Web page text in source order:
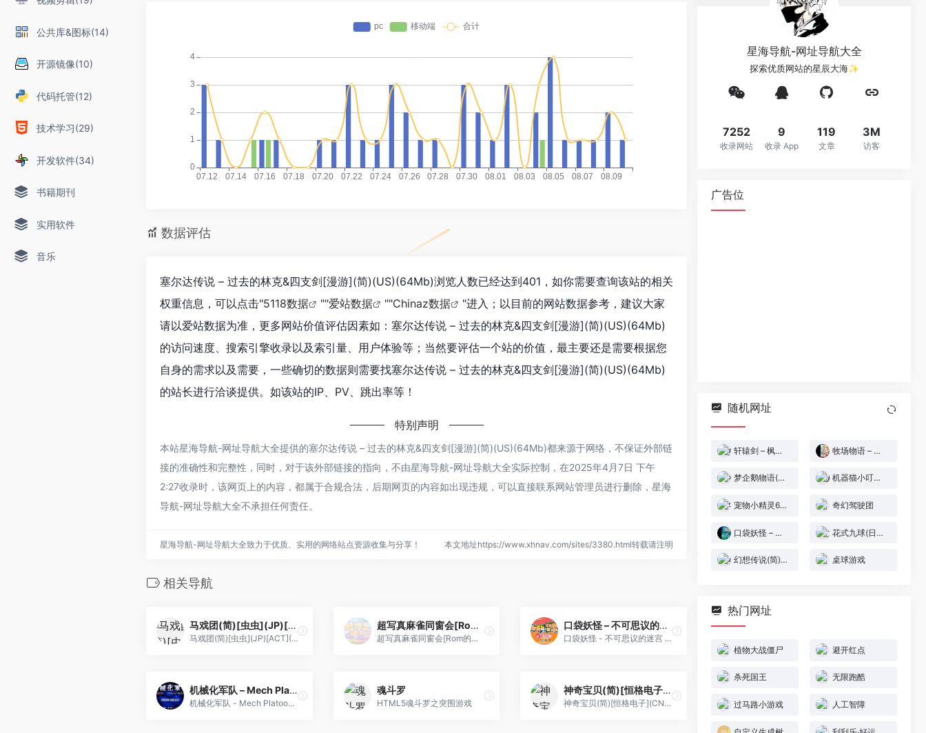
公共库&图标(14)
开源镜像(10)
代码托管(12)
技术学习(29)
开发软件(34)
书籍期刊
实用软件
音乐
数据评估
塞尔达传说 – 过去的林克&四支剑[漫游](简)(US)(64Mb)浏览人数已经达到401，如你需要查询该站的相关
权重信息，可以点击"5118数据 ""爱站数据 ""Chinaz数据
"进入；以目前的网站数据参考，建议大家
请以爱站数据为准，更多网站价值评估因素如：塞尔达传说 – 过去的林克&四支剑[漫游](简)(US)(64Mb)
的访问速度、搜索引擎收录以及索引量、用户体验等；当然要评估一个站的价值，最主要还是需要根据您
自身的需求以及需要，一些确切的数据则需要找塞尔达传说 – 过去的林克&四支剑[漫游](简)(US)(64Mb)
的站长进行洽谈提供。如该站的IP、PV、跳出率等！
特别声明
本站星海导航-网址导航大全提供的塞尔达传说 – 过去的林克&四支剑[漫游](简)(US)(64Mb)都来源于网络，不保证外部链
接的准确性和完整性，同时，对于该外部链接的指向，不由星海导航-网址导航大全实际控制，在2025年4月7日 下午
2:27收录时，该网页上的内容，都属于合规合法，后期网页的内容如出现违规，可以直接联系网站管理员进行删除，星海
导航-网址导航大全不承担任何责任。
星海导航-网址导航大全致力于优质、实用的网络站点资源收集与分享！ 本文地址https://www.xhnav.com/sites/3380.html转载请注明
相关导航
马戏团(简)[虫虫](JP)[ACT](0.18Mb)
马戏团(简)[虫虫](JP)[ACT](0.18Mb)
超写真麻雀同窗会[Rom的传人](简)(JP)(64Mb)
超写真麻雀同窗会[Rom的传人](简)(JP)(64Mb)
口袋妖怪 – 不可思议的迷宫 赤之救助队[盗版&Kunlunshen&Qqture](Sramfix)(简)(JP)(256Mb)
口袋妖怪 - 不可思议的迷宫 赤之救助队[盗版&Kunlunshen&Qqture](Sramfix)(简)(JP)(256Mb)
机械化军队 – Mech Platoon[Xiahongbo](简)(JP)(64Mb)
机械化军队 - Mech Platoon[Xiahongbo](简)(JP)(64Mb)
魂斗罗
HTML5魂斗罗之突围游戏
神奇宝贝(简)[恒格电子](CN)[RPG](8Mb)
神奇宝贝(简)[恒格电子](CN)[RPG](8Mb)
星海导航-网址导航大全
探索优质网站的星辰大海✨
7252
收录网站
9
收录 App
119
文章
3M
访客
广告位
随机网址
轩辕剑 – 枫之舞(简)[晶科泰](CN)[RPG](8Mb) 牧场物语 – 矿石镇的伙伴们 女孩篇[Middle333](v0.6)(简)(JP)(128Mb)
梦企鹅物语(v1.2)(简)[汉化你妹](JP)[ACT](3Mb) 机器猫小叮当(简)[外星科技](CN)[ACT](4Mb)
宠物小精灵6(简)[酷哥电子](CN)[RPG](8Mb) 奇幻驾驶团
口袋妖怪 – 绿宝石[盗版&Awaixp](简)(JP)(128Mb) 花式九球(日简)[星空](JP)[SPG](1.43Mb)
幻想传说(简)[南晶科技](CN)[RPG](16Mb) 桌球游戏
热门网址
植物大战僵尸 避开红点
杀死国王 无限跑酷
过马路小游戏 人工智障